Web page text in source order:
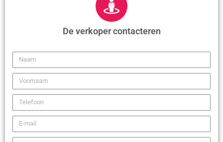
De verkoper contacteren